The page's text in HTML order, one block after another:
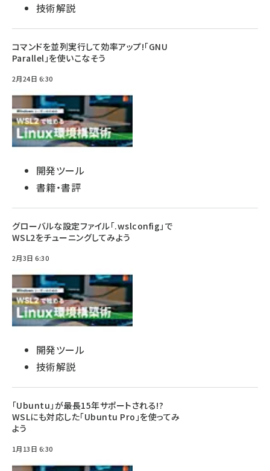
技術解説
コマンドを並列実行して効率アップ!「GNU
Parallel」を使いこなそう
2月24日 6:30
開発ツール
書籍・書評
グローバルな設定ファイル「.wslconfig」で
WSL2をチューニングしてみよう
2月3日 6:30
開発ツール
技術解説
「Ubuntu」が最長15年サポートされる!?
WSLにも対応した「Ubuntu Pro」を使ってみ
よう
1月13日 6:30